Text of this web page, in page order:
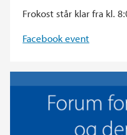
Frokost står klar fra kl.
Facebook event